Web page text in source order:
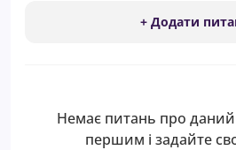
+ Додати
Немає питань про даний
першим і задайте